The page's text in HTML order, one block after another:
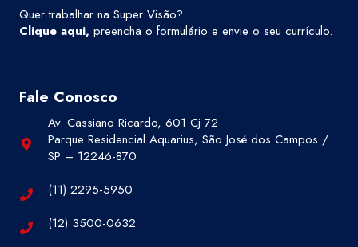
Quer trabalhar na Super Visão?
Clique aqui, preencha o formulário e envie o seu currículo.
Fale Conosco
Av. Cassiano Ricardo, 601 Cj 72
Parque Residencial Aquarius, São José dos Campos /
SP – 12246-870
(11) 2295-5950
(12) 3500-0632